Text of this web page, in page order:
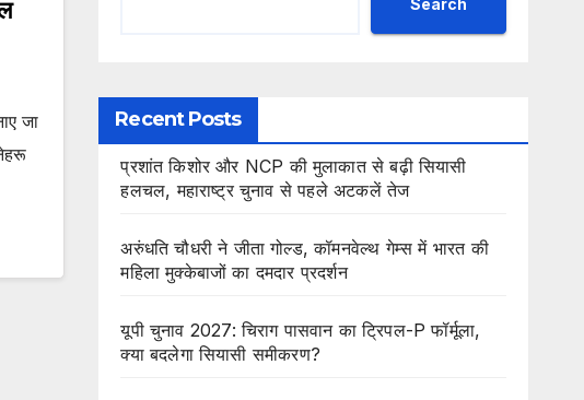
जा
Recent Posts
प्रशांत किशोर और NCP की मुलाकात से बढ़ी सियासी
हलचल, महाराष्ट्र चुनाव से पहले अटकलें तेज
अरुंधति चौधरी ने जीता गोल्ड, कॉमनवेल्थ गेम्स में भारत की
महिला मुक्केबाजों का दमदार प्रदर्शन
यूपी चुनाव 2027: चिराग पासवान का ट्रिपल-P फॉर्मूला,
क्या बदलेगा सियासी समीकरण?